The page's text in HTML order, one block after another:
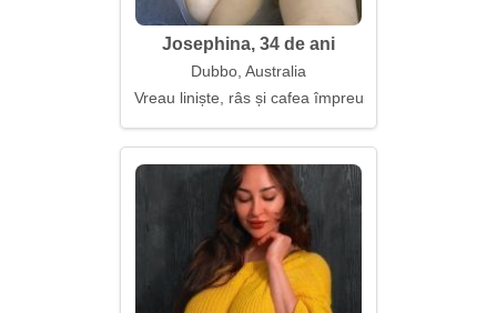
Josephina, 34 de ani
Dubbo, Australia
Vreau liniște, râs și cafea împreună